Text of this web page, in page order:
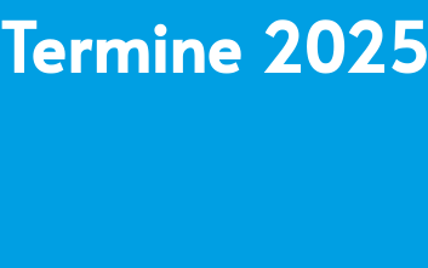
Termine 2025